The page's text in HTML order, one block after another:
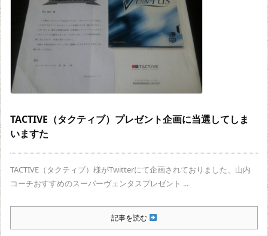
TACTIVE（タクティブ）プレゼント企画に当選してしま
いますた
TACTIVE（タクティブ）様がTwitterにて企画されておりました、山内
コーチおすすめのスーパーヴェンタスプレゼント ...
記事を読む